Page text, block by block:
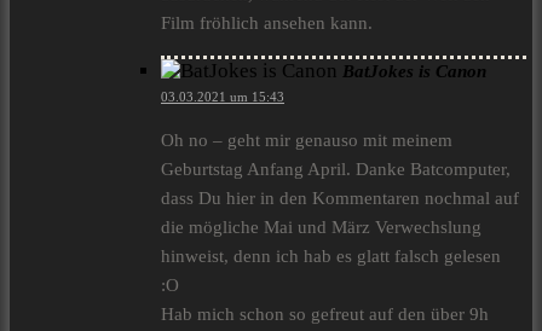
Film fröhlich ansehen kann.
BatJokes is Canon
03.03.2021 um 15:43
Oh no – geht mir genauso mit meinem
Geburtstag Anfang April. Danke Batcomputer,
dass Du hier in den Kommentaren nochmal auf
die mögliche Mai und März Verwechslung
hinweist, denn ich hab es glatt falsch gelesen
:O
Hab mich schon so gefreut auf den über 9h